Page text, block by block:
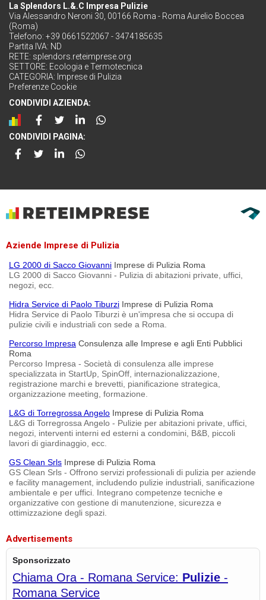
La Splendors L.&.C Impresa Pulizie
Via Alessandro Neroni 30, 00166 Roma - Roma Aurelio Boccea
(Roma)
Telefono: +39 0661522067 - 3474185635
Partita IVA: ND
RETE: splendors.reteimprese.org
SETTORE: Ecologia e Termotecnica
CATEGORIA: Imprese di Pulizia
Preferenze Cookie
CONDIVIDI AZIENDA:
CONDIVIDI PAGINA:
Aziende Imprese di Pulizia
LG 2000 di Sacco Giovanni Imprese di Pulizia Roma
LG 2000 di Sacco Giovanni - Pulizia di abitazioni private, uffici,
negozi, ecc.
Hidra Service di Paolo Tiburzi Imprese di Pulizia Roma
Hidra Service di Paolo Tiburzi è un'impresa che si occupa di
pulizie civili e industriali con sede a Roma.
Percorso Impresa Consulenza alle Imprese e agli Enti Pubblici
Roma
Percorso Impresa - Società di consulenza alle imprese
specializzata in StartUp, SpinOff, internazionalizzazione,
registrazione marchi e brevetti, pianificazione strategica,
organizzazione meeting, formazione.
L&G di Torregrossa Angelo Imprese di Pulizia Roma
L&G di Torregrossa Angelo - Pulizie per abitazioni private, uffici,
negozi, interventi interni ed esterni a condomini, B&B, piccoli
lavori di giardinaggio, ecc.
GS Clean Srls Imprese di Pulizia Roma
GS Clean Srls - Offrono servizi professionali di pulizia per aziende
e facility management, includendo pulizie industriali, sanificazione
ambientale e per uffici. Integrano competenze tecniche e
organizzative con gestione di manutenzione, sicurezza e
ottimizzazione degli spazi.
Advertisements